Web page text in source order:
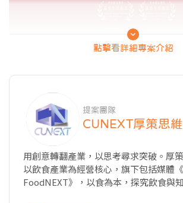
點擊看詳細專案介紹
提案團隊
CUNEXT厚策思維
用創意轉翻產業，以思考尋求突破。厚
以飲食產業為經營核心，旗下包括媒體
FoodNEXT》，以食為本，探究飲食與